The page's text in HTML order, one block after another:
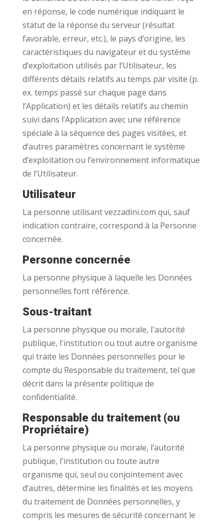
en réponse, le code numérique indiquant le
statut de la réponse du serveur (résultat
favorable, erreur, etc.), le pays d’origine, les
caractéristiques du navigateur et du système
d’exploitation utilisés par l’Utilisateur, les
différents détails relatifs au temps par visite (p.
ex. temps passé sur chaque page dans
l’Application) et les détails relatifs au chemin
suivi dans l’Application avec une référence
spéciale à la séquence des pages visitées, et
d’autres paramètres concernant le système
d’exploitation ou l’environnement informatique
de l’Utilisateur.
Utilisateur
La personne utilisant vezzadini.com qui, sauf
indication contraire, correspond à la Personne
concernée.
Personne concernée
La personne physique à laquelle les Données
personnelles font référence.
Sous-traitant
La personne physique ou morale, l'autorité
publique, l'institution ou tout autre organisme
qui traite les Données personnelles pour le
compte du Responsable du traitement, tel que
décrit dans la présente politique de
confidentialité.
Responsable du traitement (ou
Propriétaire)
La personne physique ou morale, l’autorité
publique, l'institution ou toute autre
organisme qui, seul ou conjointement avec
d’autres, détermine les finalités et les moyens
du traitement de Données personnelles, y
compris les mesures de sécurité concernant le